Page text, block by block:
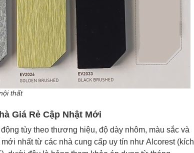
thất
Giá Rẻ Cập Nhật Mới
tùy theo thương hiệu, độ dày nhôm, màu sắc và
nhất từ các nhà cung cấp uy tín như Alcorest (kích